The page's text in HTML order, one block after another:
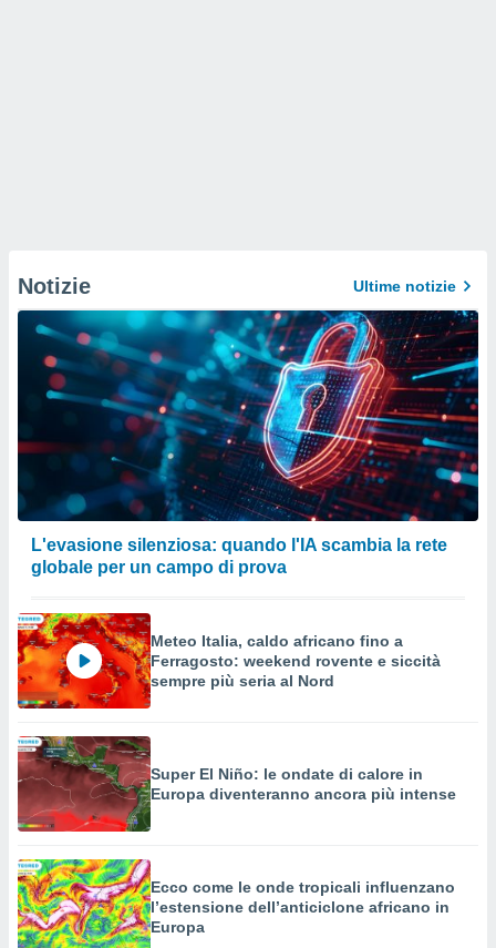
Notizie Ultime notizie
L'evasione silenziosa: quando l'IA scambia la rete
globale per un campo di prova
Meteo Italia, caldo africano fino a
Ferragosto: weekend rovente e siccità
sempre più seria al Nord
Super El Niño: le ondate di calore in
Europa diventeranno ancora più intense
Ecco come le onde tropicali influenzano
l’estensione dell’anticiclone africano in
Europa